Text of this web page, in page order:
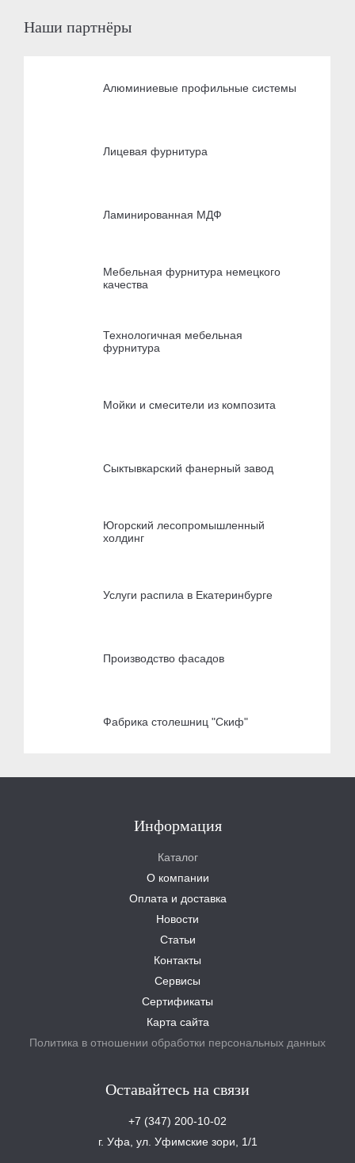
Наши партнёры
Алюминиевые профильные системы
Лицевая фурнитура
Ламинированная МДФ
Мебельная фурнитура немецкого
качества
Технологичная мебельная
фурнитура
Мойки и смесители из композита
Сыктывкарский фанерный завод
Югорский лесопромышленный
холдинг
Услуги распила в Екатеринбурге
Производство фасадов
Фабрика столешниц "Скиф"
Информация
Каталог
О компании
Оплата и доставка
Новости
Статьи
Контакты
Сервисы
Сертификаты
Карта сайта
Политика в отношении обработки персональных данных
Оставайтесь на связи
+7 (347) 200-10-02
г. Уфа, ул. Уфимские зори, 1/1